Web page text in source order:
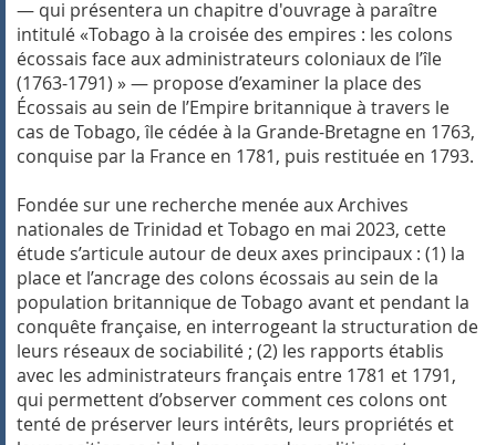
— qui présentera un chapitre d'ouvrage à paraître
intitulé «Tobago à la croisée des empires : les colons
écossais face aux administrateurs coloniaux de l’île
(1763-1791) » — propose d’examiner la place des
Écossais au sein de l’Empire britannique à travers le
cas de Tobago, île cédée à la Grande-Bretagne en 1763,
conquise par la France en 1781, puis restituée en 1793.
Fondée sur une recherche menée aux Archives
nationales de Trinidad et Tobago en mai 2023, cette
étude s’articule autour de deux axes principaux : (1) la
place et l’ancrage des colons écossais au sein de la
population britannique de Tobago avant et pendant la
conquête française, en interrogeant la structuration de
leurs réseaux de sociabilité ; (2) les rapports établis
avec les administrateurs français entre 1781 et 1791,
qui permettent d’observer comment ces colons ont
tenté de préserver leurs intérêts, leurs propriétés et